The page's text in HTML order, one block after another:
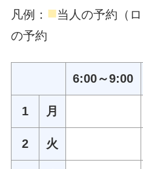
凡例： ■当人の予約（
の予約
6:00～9:00
1 月
2 火